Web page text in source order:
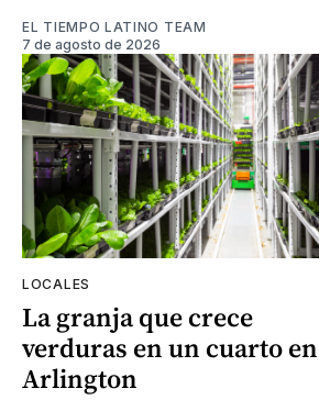
EL TIEMPO LATINO TEAM
7 de agosto de 2026
LOCALES
La granja que crece
verduras en un cuarto en
Arlington